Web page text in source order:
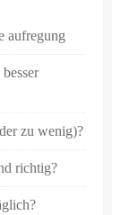
aufregung
zu wenig)?
richtig?